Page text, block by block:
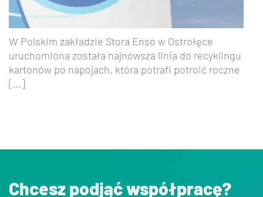
W Polskim zakładzie Stora Enso w Ostrołęce
uruchomiona została najnowsza linia do recyklingu
kartonów po napojach, która potrafi potroić roczne
[…]
Chcesz podjąć współpracę?